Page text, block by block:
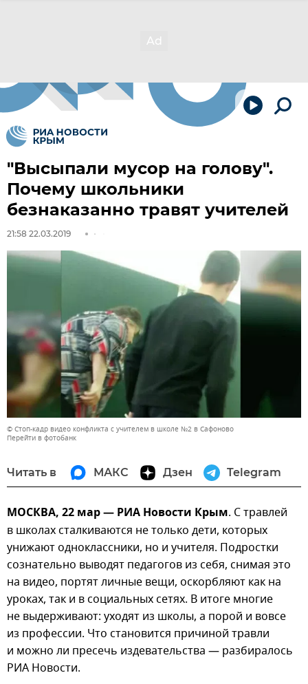
"Высыпали мусор на голову".
Почему школьники
безнаказанно травят учителей
21:58 22.03.2019
© Стоп-кадр видео конфликта с учителем в школе №2 в Сафоново
Перейти в фотобанк
Читать в МАКС Дзен Telegram
МОСКВА, 22 мар — РИА Новости Крым. С травлей
в школах сталкиваются не только дети, которых
унижают одноклассники, но и учителя. Подростки
сознательно выводят педагогов из себя, снимая это
на видео, портят личные вещи, оскорбляют как на
уроках, так и в социальных сетях. В итоге многие
не выдерживают: уходят из школы, а порой и вовсе
из профессии. Что становится причиной травли
и можно ли пресечь издевательства — разбиралось
РИА Новости.